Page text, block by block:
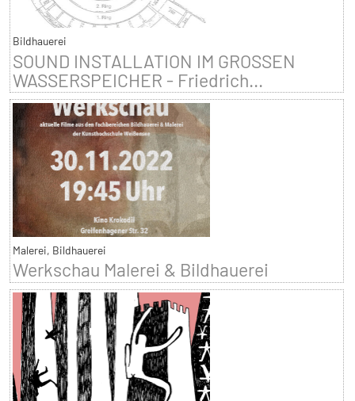
Bildhauerei
SOUND INSTALLATION IM GROSSEN
WASSERSPEICHER - Friedrich...
Malerei, Bildhauerei
Werkschau Malerei & Bildhauerei